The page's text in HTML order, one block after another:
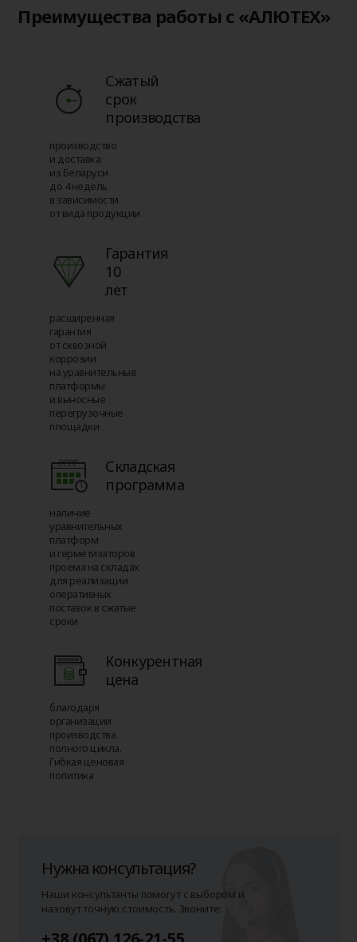
Преимущества работы с «АЛЮТЕХ»
Сжатый
срок
производства
производство
и доставка
из Беларуси
до 4 недель
в зависимости
от вида продукции
Гарантия
10
лет
расширенная
гарантия
от сквозной
коррозии
на уравнительные
платформы
и выносные
перегрузочные
площадки
Складская
программа
наличие
уравнительных
платформ
и герметизаторов
проема на складах
для реализации
оперативных
поставок в сжатые
сроки
Конкурентная
цена
благодаря
организации
производства
полного цикла.
Гибкая ценовая
политика
Нужна консультация?
Наши консультанты помогут с выбором и
назовут точную стоимость. Звоните: